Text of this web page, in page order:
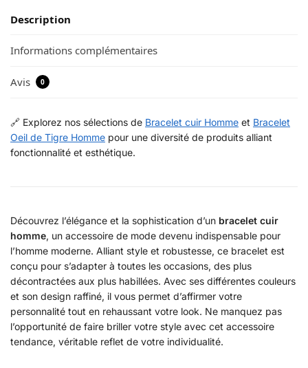
Description
Informations complémentaires
Avis 0
🔗 Explorez nos sélections de Bracelet cuir Homme et Bracelet
Oeil de Tigre Homme pour une diversité de produits alliant
fonctionnalité et esthétique.
Découvrez l’élégance et la sophistication d’un bracelet cuir
homme, un accessoire de mode devenu indispensable pour
l’homme moderne. Alliant style et robustesse, ce bracelet est
conçu pour s’adapter à toutes les occasions, des plus
décontractées aux plus habillées. Avec ses différentes couleurs
et son design raffiné, il vous permet d’affirmer votre
personnalité tout en rehaussant votre look. Ne manquez pas
l’opportunité de faire briller votre style avec cet accessoire
tendance, véritable reflet de votre individualité.